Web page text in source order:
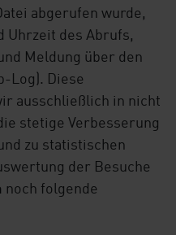
abgerufen wurde,
Uhrzeit des Abrufs,
Meldung über den
Log). Diese
ausschließlich in nicht
stetige Verbesserung
zu statistischen
der Besuche
folgende